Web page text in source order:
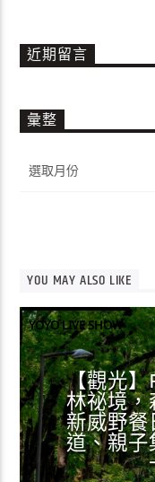
近期留言
彙整
整
YOU MAY ALSO LIKE
YOYO LIVE SHOW
【觀光】
林祕境
新威野
道、親